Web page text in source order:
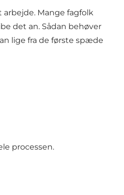
Mange fagfolk
det an. Sådan behøver
lige fra de første spæde
processen.